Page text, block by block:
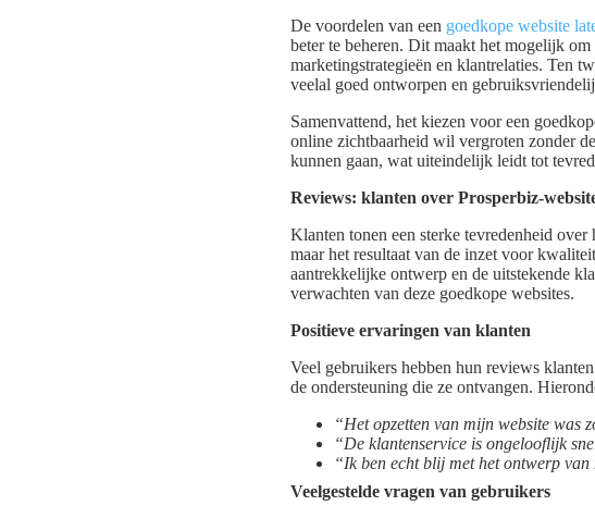
De voordelen van een goedkope website
beter te beheren. Dit maakt het mogelijk
marketingstrategieën en klantrelaties. Ten
veelal goed ontworpen en
Samenvattend, het kiezen voor een
online zichtbaarheid wil vergroten zonder
kunnen gaan, wat uiteindelijk leidt tot
Reviews: klanten over Prosperbiz-
Klanten tonen een sterke tevredenheid
maar het resultaat van de inzet voor
aantrekkelijke ontwerp en de uitstekende
verwachten van deze goedkope websites.
Positieve ervaringen van klanten
Veel gebruikers hebben hun reviews
de ondersteuning die ze ontvangen.
“Het opzetten van mijn website was
“De klantenservice is ongelooflijk
“Ik ben echt blij met het ontwerp
Veelgestelde vragen van gebruikers